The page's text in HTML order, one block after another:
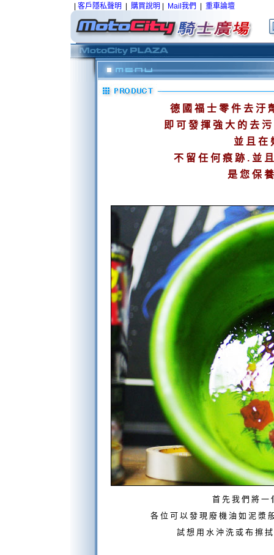
客戶隱私聲明 購買說明 Mail我們 重車論壇
德國福士零件去汙
即可發揮強大的去
並且在
不留任何痕跡.並
是您保
首先我們將
各位可以發現廢機油如泥漿
試想用水沖洗或布擦